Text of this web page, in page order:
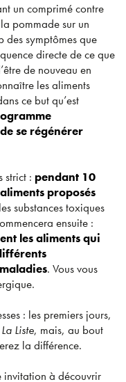
un comprimé contre
pommade sur un
des symptômes que
directe de ce que
de nouveau en
les aliments
ce but qu’est
se régénérer
strict : pendant 10
proposés
substances toxiques
ensuite :
les aliments qui
. Vous vous
: les premiers jours,
La Liste, mais, au bout
la différence.
invitation à découvrir